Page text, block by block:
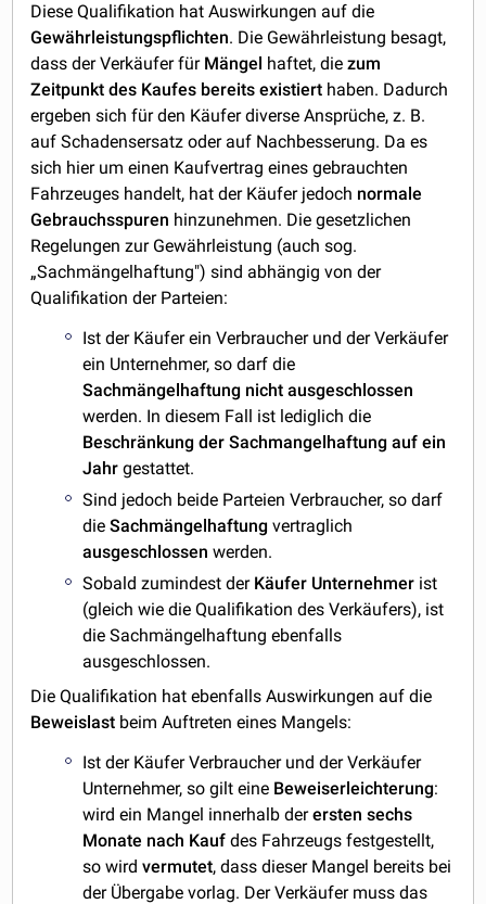
Diese Qualifikation hat Auswirkungen auf die
Gewährleistungspflichten. Die Gewährleistung besagt,
dass der Verkäufer für Mängel haftet, diezum
Zeitpunkt des Kaufes bereits existiert haben. Dadurch
ergeben sich für den Käufer diverse Ansprüche, z. B.
auf Schadensersatz oder auf Nachbesserung. Da es
sich hier um einen Kaufvertrag eines gebrauchten
Fahrzeuges handelt, hat der Käufer jedoch normale
Gebrauchsspuren hinzunehmen. Die gesetzlichen
Regelungen zur Gewährleistung (auch sog.
„Sachmängelhaftung") sind abhängig von der
Qualifikation der Parteien:
Ist der Käufer ein Verbraucher und der Verkäufer
ein Unternehmer, so darf die
Sachmängelhaftung nicht ausgeschlossen
werden. In diesem Fall ist lediglich die
Beschränkung der Sachmangelhaftung auf ein
Jahr gestattet.
Sind jedoch beide Parteien Verbraucher, so darf
dieSachmängelhaftung vertraglich
ausgeschlossen werden.
Sobald zumindest der Käufer Unternehmer ist
(gleich wie die Qualifikation des Verkäufers), ist
die Sachmängelhaftung ebenfalls
ausgeschlossen.
Die Qualifikation hat ebenfalls Auswirkungen auf die
Beweislast beim Auftreten eines Mangels:
Ist der Käufer Verbraucher und der Verkäufer
Unternehmer, so gilt eine Beweiserleichterung:
wird ein Mangel innerhalb derersten sechs
Monate nach Kauf des Fahrzeugs festgestellt,
so wirdvermutet, dass dieser Mangel bereits bei
der Übergabe vorlag. Der Verkäufer muss das